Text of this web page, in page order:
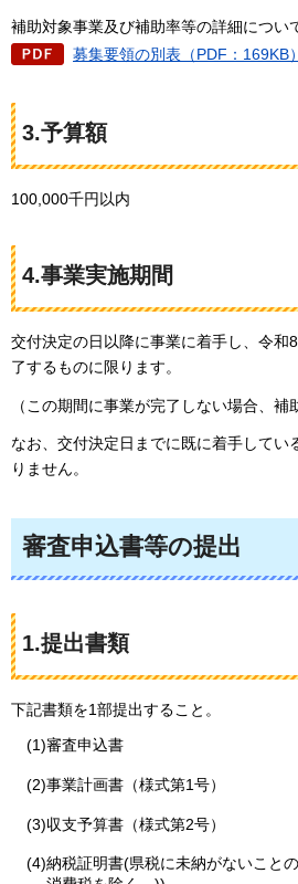
補助対象事業及び補助率等の詳細につい
募集要領の別表（PDF：169KB）
3.予算額
100,000千円以内
4.事業実施期間
交付決定の日以降に事業に着手し、令和
了するものに限ります。
（この期間に事業が完了しない場合、補
なお、交付決定日までに既に着手してい
りません。
審査申込書等の提出
1.提出書類
下記書類を1部提出すること。
(1)審査申込書
(2)事業計画書（様式第1号）
(3)収支予算書（様式第2号）
(4)納税証明書(県税に未納がないこと